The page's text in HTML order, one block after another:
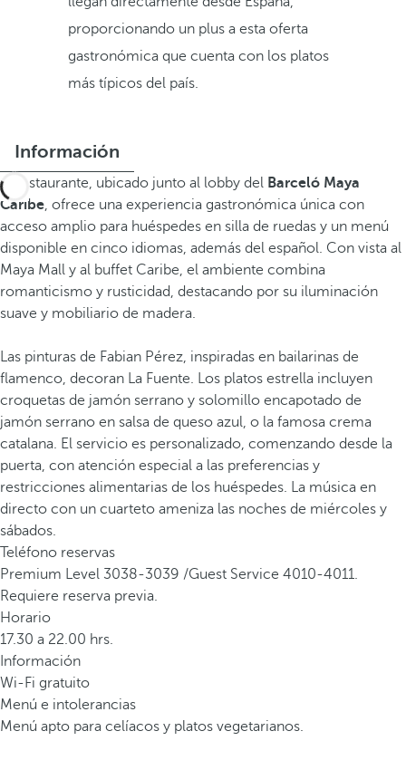
proporcionando un plus a esta oferta
gastronómica que cuenta con los platos
más típicos del país.
Información
El restaurante, ubicado junto al lobby del Barceló Maya
Caribe, ofrece una experiencia gastronómica única con
acceso amplio para huéspedes en silla de ruedas y un menú
disponible en cinco idiomas, además del español. Con vista al
Maya Mall y al buffet Caribe, el ambiente combina
romanticismo y rusticidad, destacando por su iluminación
suave y mobiliario de madera.
Las pinturas de Fabian Pérez, inspiradas en bailarinas de
flamenco, decoran La Fuente. Los platos estrella incluyen
croquetas de jamón serrano y solomillo encapotado de
jamón serrano en salsa de queso azul, o la famosa crema
catalana. El servicio es personalizado, comenzando desde la
puerta, con atención especial a las preferencias y
restricciones alimentarias de los huéspedes. La música en
directo con un cuarteto ameniza las noches de miércoles y
sábados.
Teléfono reservas
Premium Level 3038-3039 /Guest Service 4010-4011.
Requiere reserva previa.
Horario
17.30 a 22.00 hrs.
Información
Wi-Fi gratuito
Menú e intolerancias
Menú apto para celíacos y platos vegetarianos.